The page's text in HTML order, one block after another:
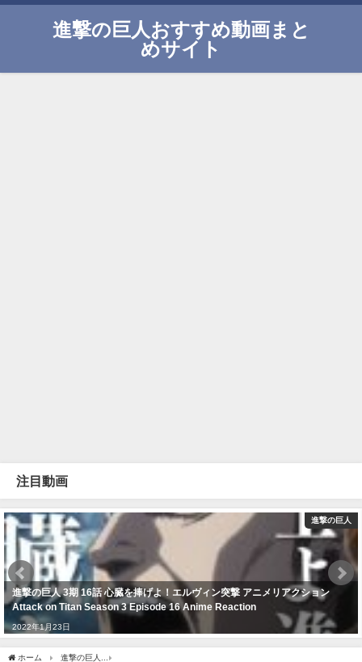
進撃の巨人おすすめ動画まと
めサイト
注目動画
進撃の巨人
進撃の巨人 3期 16話 心臓を捧げよ！エルヴィン突撃 アニメリアクション
Attack on Titan Season 3 Episode 16 Anime Reaction
2022年1月23日
ホーム 進撃の巨人